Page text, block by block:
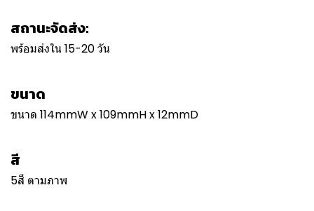
สถานะจัดส่ง:
พร้อมส่งใน 15-20 วัน
ขนาด
ขนาด 114mmW x 109mmH x 12mmD
สี
5สี ตามภาพ